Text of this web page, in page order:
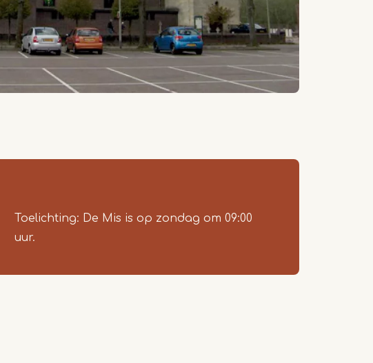
Toelichting: De Mis is op zondag om 09:00
uur.